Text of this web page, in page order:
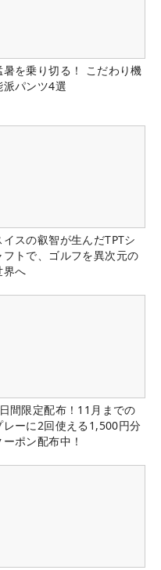
暑を乗り切る！ こだわり機
派パンツ4選
イスの叡智が生んだTPTシ
フトで、ゴルフを異次元の
界へ
間限定配布！11月までの
レーに2回使える1,500円分
ーポン配布中！